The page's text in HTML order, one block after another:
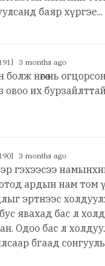
баяр хүргэе...
3 months ago
нөгөө нь
их
3 months ago
гэхээсээ
ардын нам том
эртнээс
явахад бас л
Одоо бас л
бгаад сонгууль